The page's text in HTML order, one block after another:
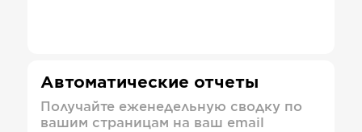
Автоматические отчеты
Получайте еженедельную сводку по
вашим страницам на ваш email